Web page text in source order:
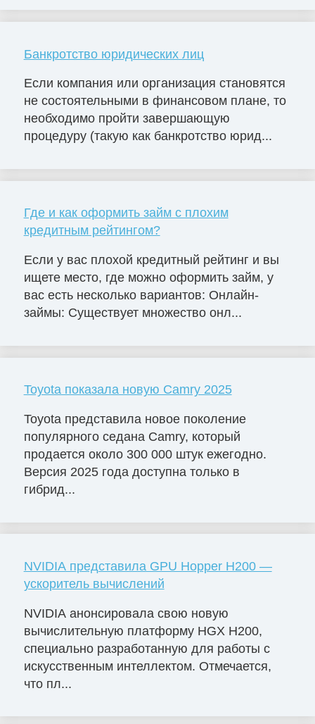
Банкротство юридических лиц
Если компания или организация становятся
не состоятельными в финансовом плане, то
необходимо пройти завершающую
процедуру (такую как банкротство юрид...
Где и как оформить займ с плохим
кредитным рейтингом?
Если у вас плохой кредитный рейтинг и вы
ищете место, где можно оформить займ, у
вас есть несколько вариантов: Онлайн-
займы: Существует множество онл...
Toyota показала новую Camry 2025
Toyota представила новое поколение
популярного седана Camry, который
продается около 300 000 штук ежегодно.
Версия 2025 года доступна только в
гибрид...
NVIDIA представила GPU Hopper H200 —
ускоритель вычислений
NVIDIA анонсировала свою новую
вычислительную платформу HGX H200,
специально разработанную для работы с
искусственным интеллектом. Отмечается,
что пл...